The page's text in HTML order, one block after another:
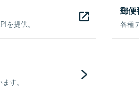
を提供。
郵便
各種
す。